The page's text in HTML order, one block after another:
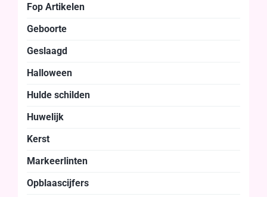
Fop Artikelen
Geboorte
Geslaagd
Halloween
Hulde schilden
Huwelijk
Kerst
Markeerlinten
Opblaascijfers